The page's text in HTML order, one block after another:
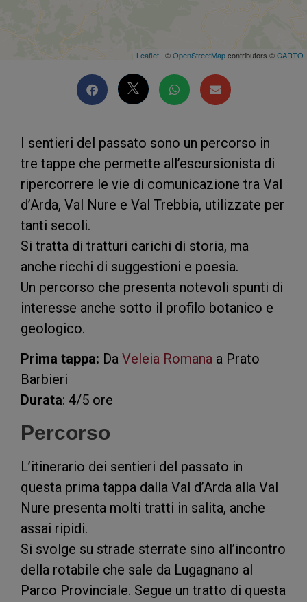
Leaflet | ©OpenStreetMapcontributors ©CARTO
I sentieri del passato sono un percorso in
tre tappe che permette all’escursionista di
ripercorrere le vie di comunicazione tra Val
d’Arda, Val Nure e Val Trebbia, utilizzate per
tanti secoli.
Si tratta di tratturi carichi di storia, ma
anche ricchi di suggestioni e poesia.
Un percorso che presenta notevoli spunti di
interesse anche sotto il profilo botanico e
geologico.
Prima tappa: Da Veleia Romana a Prato
Barbieri
Durata: 4/5 ore
Percorso
L’itinerario dei sentieri del passato in
questa prima tappa dalla Val d’Arda alla Val
Nure presenta molti tratti in salita, anche
assai ripidi.
Si svolge su strade sterrate sino all’incontro
della rotabile che sale da Lugagnano al
Parco Provinciale. Segue un tratto di questa